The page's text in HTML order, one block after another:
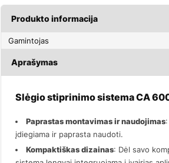
Produkto informacija
Gamintojas
Aprašymas
Slėgio stiprinimo sistema CA
Paprastas montavimas ir naudojimas:
įdiegiama ir paprasta naudoti.
Kompaktiškas dizainas: Dėl savo